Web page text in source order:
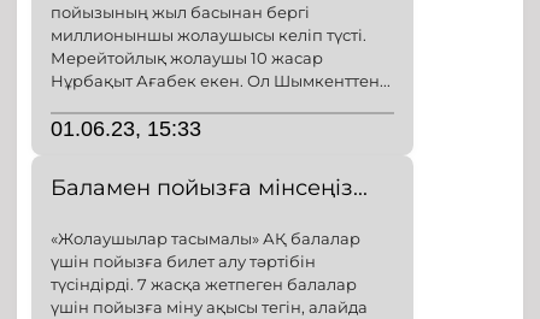
пойызының жыл басынан бергі
миллионыншы жолаушысы келіп түсті.
Мерейтойлық жолаушы 10 жасар
Нұрбақыт Ағабек екен. Ол Шымкенттен...
01.06.23, 15:33
Баламен пойызға мінсеңіз...
«Жолаушылар тасымалы» АҚ балалар
үшін пойызға билет алу тәртібін
түсіндірді. 7 жасқа жетпеген балалар
үшін пойызға міну ақысы тегін, алайда